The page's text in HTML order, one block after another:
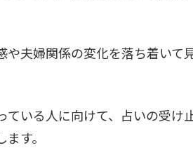
夫婦関係の変化を落ち着いて
いる人に向けて、占いの受け
す。